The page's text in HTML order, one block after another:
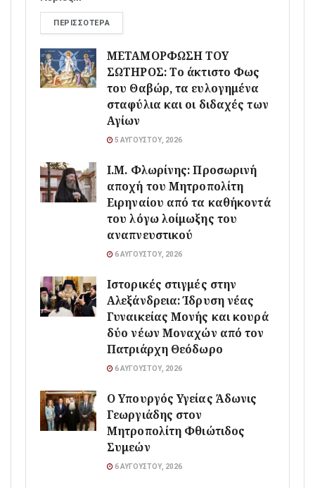
ΠΕΡΙΣΣΌΤΕΡΑ
ΜΕΤΑΜΟΡΦΩΣΗ ΤΟΥ
ΣΩΤΗΡΟΣ: Το άκτιστο Φως
του Θαβώρ, τα ευλογημένα
σταφύλια και οι διδαχές των
Αγίων
5 ΑΥΓΟΎΣΤΟΥ, 2026
Ι.Μ. Φλωρίνης: Προσωρινή
αποχή του Μητροπολίτη
Ειρηναίου από τα καθήκοντά
του λόγω λοίμωξης του
αναπνευστικού
6 ΑΥΓΟΎΣΤΟΥ, 2026
Ιστορικές στιγμές στην
Αλεξάνδρεια: Ίδρυση νέας
Γυναικείας Μονής και κουρά
δύο νέων Μοναχών από τον
Πατριάρχη Θεόδωρο
6 ΑΥΓΟΎΣΤΟΥ, 2026
O Υπουργός Υγείας Άδωνις
Γεωργιάδης στον
Μητροπολίτη Φθιώτιδος
Συμεών
6 ΑΥΓΟΎΣΤΟΥ, 2026